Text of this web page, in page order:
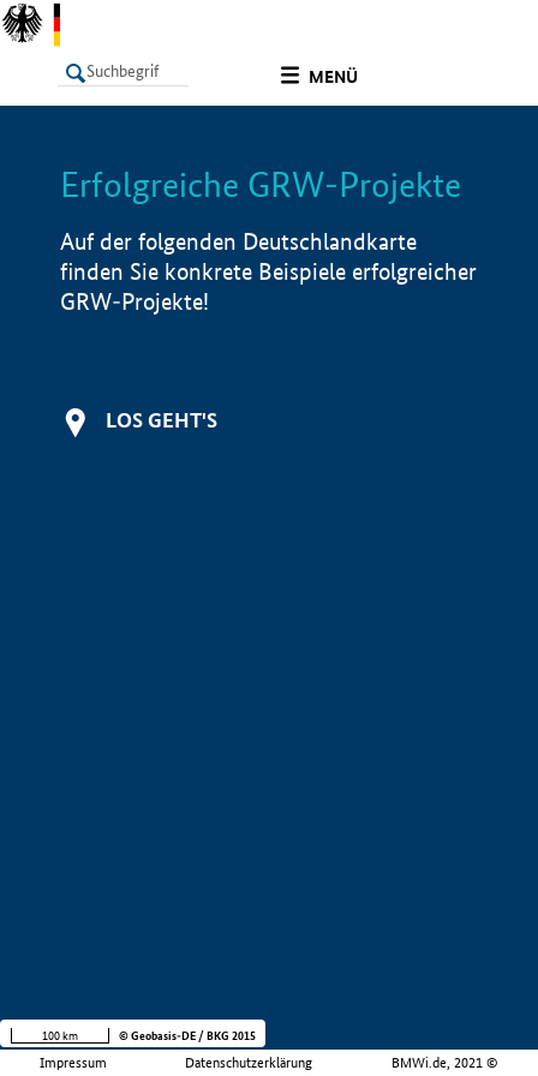
MENÜ
LISTE Info
Erfolgreiche GRW-Projekte
Auf der folgenden Deutschlandkarte
finden Sie konkrete Beispiele erfolgreicher
GRW-Projekte!
LOS GEHT'S
Impressum Datenschutzerklärung BMWi.de, 2021 ©
100 km © Geobasis-DE / BKG 2015